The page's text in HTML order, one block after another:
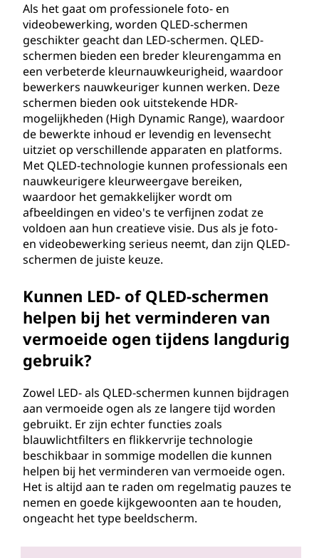
Als het gaat om professionele foto- en
videobewerking, worden QLED-schermen
geschikter geacht dan LED-schermen. QLED-
schermen bieden een breder kleurengamma en
een verbeterde kleurnauwkeurigheid, waardoor
bewerkers nauwkeuriger kunnen werken. Deze
schermen bieden ook uitstekende HDR-
mogelijkheden (High Dynamic Range), waardoor
de bewerkte inhoud er levendig en levensecht
uitziet op verschillende apparaten en platforms.
Met QLED-technologie kunnen professionals een
nauwkeurigere kleurweergave bereiken,
waardoor het gemakkelijker wordt om
afbeeldingen en video's te verfijnen zodat ze
voldoen aan hun creatieve visie. Dus als je foto-
en videobewerking serieus neemt, dan zijn QLED-
schermen de juiste keuze.
Kunnen LED- of QLED-schermen
helpen bij het verminderen van
vermoeide ogen tijdens langdurig
gebruik?
Zowel LED- als QLED-schermen kunnen bijdragen
aan vermoeide ogen als ze langere tijd worden
gebruikt. Er zijn echter functies zoals
blauwlichtfilters en flikkervrije technologie
beschikbaar in sommige modellen die kunnen
helpen bij het verminderen van vermoeide ogen.
Het is altijd aan te raden om regelmatig pauzes te
nemen en goede kijkgewoonten aan te houden,
ongeacht het type beeldscherm.